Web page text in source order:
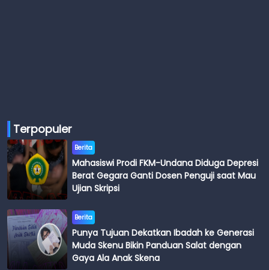
Terpopuler
Berita
Mahasiswi Prodi FKM-Undana Diduga Depresi
Berat Gegara Ganti Dosen Penguji saat Mau
Ujian Skripsi
Berita
Punya Tujuan Dekatkan Ibadah ke Generasi
Muda Skenu Bikin Panduan Salat dengan
Gaya Ala Anak Skena